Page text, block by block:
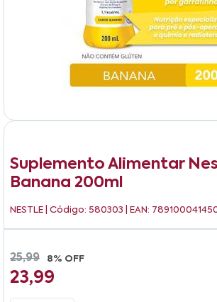
Suplemento Alimentar
Banana 200ml
NESTLE | Código: 580303 | EAN:
25,99 8% OFF
23,99